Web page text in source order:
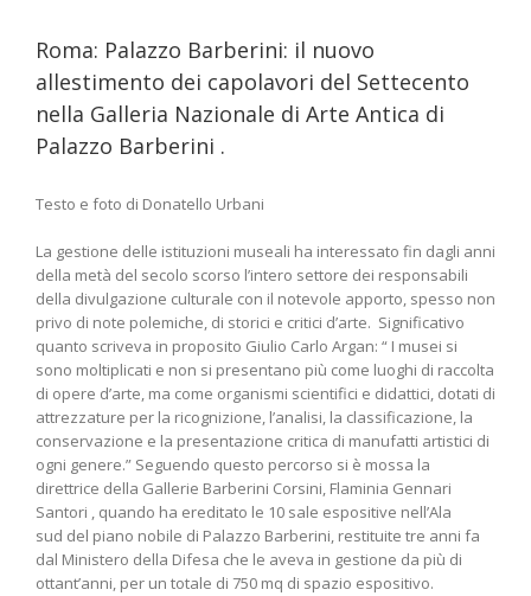
Roma: Palazzo Barberini: il nuovo
allestimento dei capolavori del Settecento
nella Galleria Nazionale di Arte Antica di
Palazzo Barberini .
Testo e foto di Donatello Urbani
La gestione delle istituzioni museali ha interessato fin dagli anni
della metà del secolo scorso l’intero settore dei responsabili
della divulgazione culturale con il notevole apporto, spesso non
privo di note polemiche, di storici e critici d’arte. Significativo
quanto scriveva in proposito Giulio Carlo Argan: “ I musei si
sono moltiplicati e non si presentano più come luoghi di raccolta
di opere d’arte, ma come organismi scientifici e didattici, dotati di
attrezzature per la ricognizione, l’analisi, la classificazione, la
conservazione e la presentazione critica di manufatti artistici di
ogni genere.” Seguendo questo percorso si è mossa la
direttrice della Gallerie Barberini Corsini, Flaminia Gennari
Santori , quando ha ereditato le 10 sale espositive nell’Ala
sud del piano nobile di Palazzo Barberini, restituite tre anni fa
dal Ministero della Difesa che le aveva in gestione da più di
ottant’anni, per un totale di 750 mq di spazio espositivo.